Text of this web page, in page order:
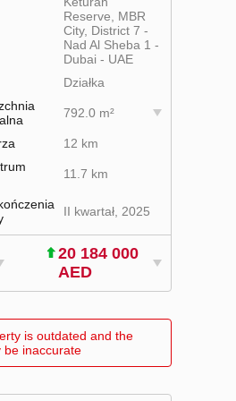
Reserve, MBR
City, District 7 -
Nad Al Sheba 1 -
Dubai - UAE
Działka
792.0 m²
12 km
11.7 km
II kwartał, 2025
20 184 000
AED
is outdated and the
be inaccurate